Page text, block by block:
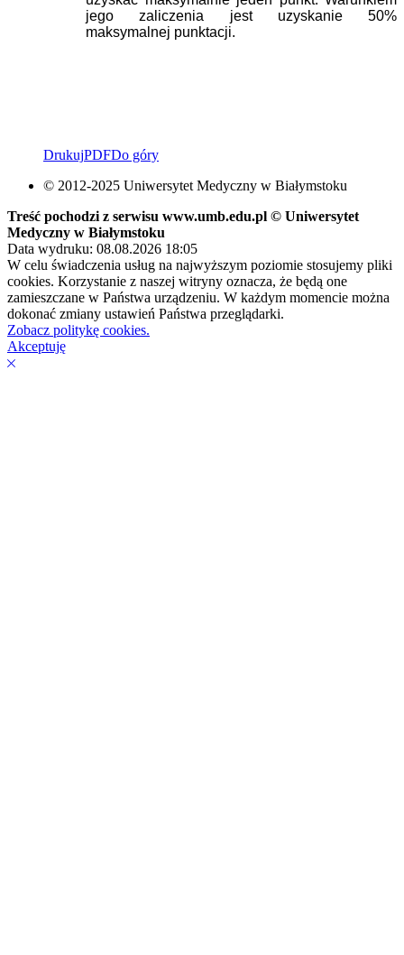
jego zaliczenia jest uzyskanie 50%
maksymalnej punktacji.
DrukujPDFDo góry
© 2012-2025 Uniwersytet Medyczny w Białymstoku
Treść pochodzi z serwisu www.umb.edu.pl © Uniwersytet
Medyczny w Białymstoku
Data wydruku: 08.08.2026 18:05
W celu świadczenia usług na najwyższym poziomie stosujemy pliki
cookies. Korzystanie z naszej witryny oznacza, że będą one
zamieszczane w Państwa urządzeniu. W każdym momencie można
dokonać zmiany ustawień Państwa przeglądarki.
Zobacz politykę cookies.
Akceptuję